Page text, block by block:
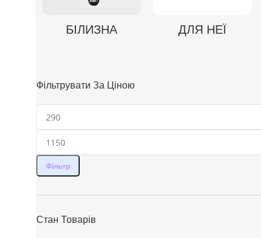
БІЛИЗНА ДЛЯ НЕЇ
Фільтрувати За Ціною
Фільтр
Стан Товарів